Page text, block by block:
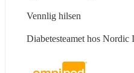
Vennlig hilsen
Diabetesteamet hos Nordic